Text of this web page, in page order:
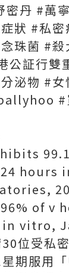
丹 #萬
狀 #私
珠菌 #
公証行雙
泌物 #
#
hours
of v
vitro,
位受私
期服用